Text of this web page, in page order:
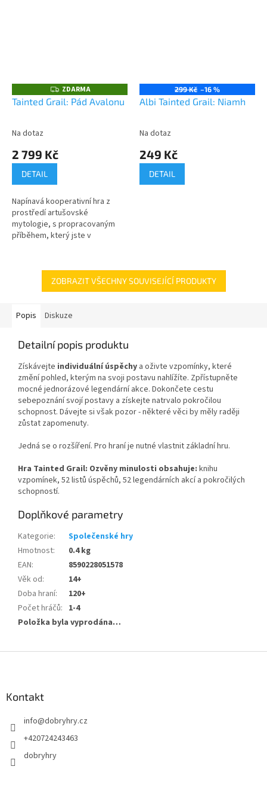
Z
D
A
ZDARMA
Tainted Grail: Pád Avalonu
Na dotaz
2 799 Kč
DETAIL
Napínavá kooperativní hra z
prostředí artušovské
mytologie, s propracovaným
příběhem, který jste v
299 Kč –16 %
Albi Tainted Grail: Niamh
Na dotaz
249 Kč
DETAIL
ZOBRAZIT VŠECHNY SOUVISEJÍCÍ PRODUKTY
Popis Diskuze
Detailní popis produktu
Získávejte individuální úspěchy a oživte vzpomínky, které
změní pohled, kterým na svoji postavu nahlížíte. Zpřístupněte
mocné jednorázové legendární akce. Dokončete cestu
sebepoznání svojí postavy a získejte natrvalo pokročilou
schopnost. Dávejte si však pozor - některé věci by měly raději
zůstat zapomenuty.
Jedná se o rozšíření. Pro hraní je nutné vlastnit základní hru.
Hra Tainted Grail: Ozvěny minulosti obsahuje: knihu
vzpomínek, 52 listů úspěchů, 52 legendárních akcí a pokročilých
schopností.
Doplňkové parametry
Kategorie:
Společenské hry
Hmotnost:
0.4 kg
EAN:
8590228051578
Věk od:
14+
Doba hraní:
120+
Počet hráčů: 1-4
Položka byla vyprodána…
Kontakt
info@dobryhry.cz
+420724243463
dobryhry